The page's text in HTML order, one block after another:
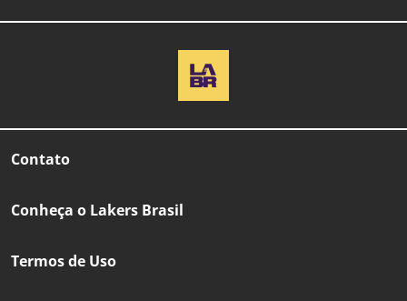
Contato
Conheça o Lakers Brasil
Termos de Uso